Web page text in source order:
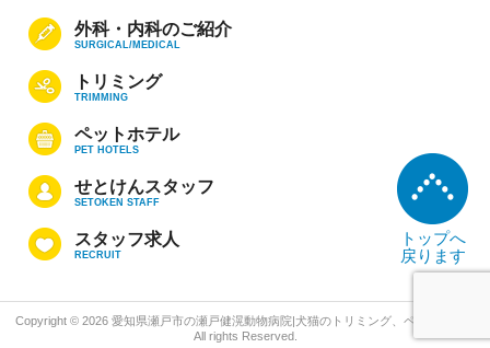
外科・内科のご紹介
SURGICAL/MEDICAL
トリミング
TRIMMING
ペットホテル
PET HOTELS
せとけんスタッフ
SETOKEN STAFF
スタッフ求人
RECRUIT
トップへ
戻ります
Copyright © 2026 愛知県瀬戸市の瀬戸健滉動物病院|犬猫のトリミング、ペットホテル
All rights Reserved.